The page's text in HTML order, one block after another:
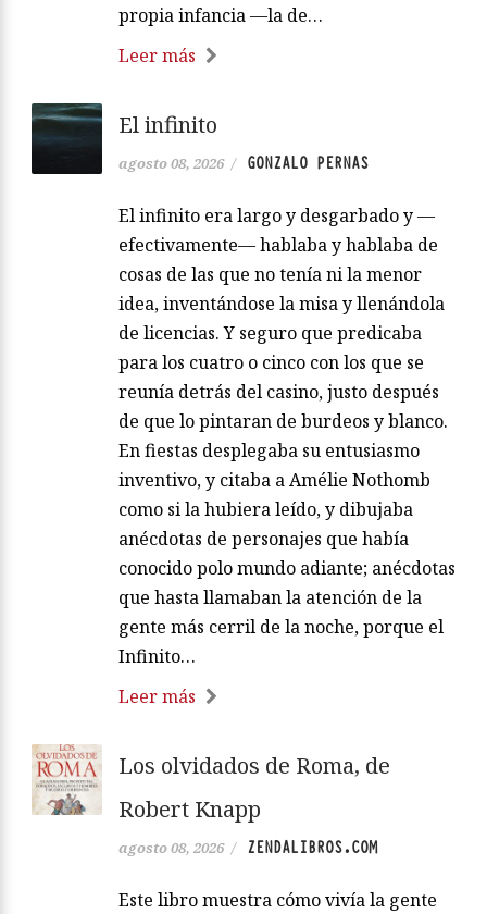
propia infancia —la de…
Leer más
El infinito
agosto 08, 2026 / GONZALO PERNAS
El infinito era largo y desgarbado y —
efectivamente— hablaba y hablaba de
cosas de las que no tenía ni la menor
idea, inventándose la misa y llenándola
de licencias. Y seguro que predicaba
para los cuatro o cinco con los que se
reunía detrás del casino, justo después
de que lo pintaran de burdeos y blanco.
En fiestas desplegaba su entusiasmo
inventivo, y citaba a Amélie Nothomb
como si la hubiera leído, y dibujaba
anécdotas de personajes que había
conocido polo mundo adiante; anécdotas
que hasta llamaban la atención de la
gente más cerril de la noche, porque el
Infinito…
Leer más
Los olvidados de Roma, de
Robert Knapp
agosto 08, 2026 / ZENDALIBROS.COM
Este libro muestra cómo vivía la gente